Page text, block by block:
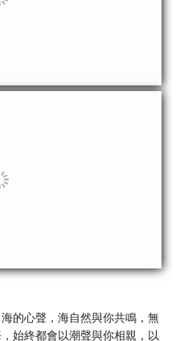
的心聲，海自然與你共鳴，無
始終都會以潮聲與你相親，以